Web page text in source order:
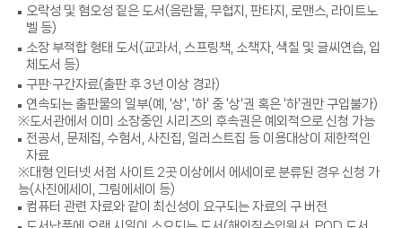
오락성 및 혐오성 짙은 도서(음란물, 무협지, 판타지, 로맨스, 라이트노
벨 등)
소장 부적합 형태 도서(교과서, 스프링책, 소책자, 색칠 및 글씨연습, 입
체도서 등)
구판·구간자료(출판 후 3년 이상 경과)
연속되는 출판물의 일부(예, '상', '하' 중 '상'권 혹은 '하'권만 구입불가)
※도서관에서 이미 소장중인 시리즈의 후속권은 예외적으로 신청 가능
전공서, 문제집, 수험서, 사진집, 일러스트집 등 이용대상이 제한적인
자료
※대형 인터넷 서점 사이트 2곳 이상에서 에세이로 분류된 경우 신청 가
능(사진에세이, 그림에세이 등)
컴퓨터 관련 자료와 같이 최신성이 요구되는 자료의 구 버전